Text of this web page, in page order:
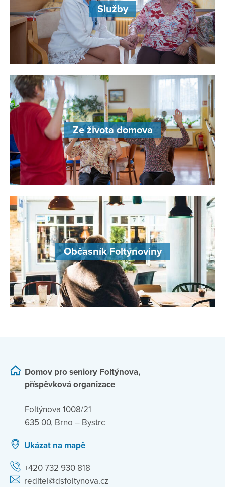
Služby
Ze života domova
Občasník Foltýnoviny
Domov pro seniory Foltýnova,
příspěvková organizace
Foltýnova 1008/21
635 00, Brno – Bystrc
Ukázat na mapě
+420 732 930 818
reditel@dsfoltynova.cz